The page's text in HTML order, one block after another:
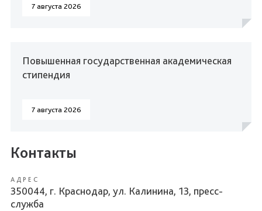
7 августа 2026
Повышенная государственная академическая
стипендия
7 августа 2026
Контакты
АДРЕС
350044, г. Краснодар, ул. Калинина, 13, пресс-
служба